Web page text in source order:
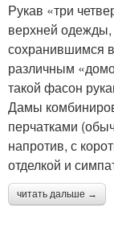
Рукав «три
верхней одежды,
сохранившимся
различным
такой фасон
Дамы
перчатками
напротив, с
отделкой и
читать дальше →